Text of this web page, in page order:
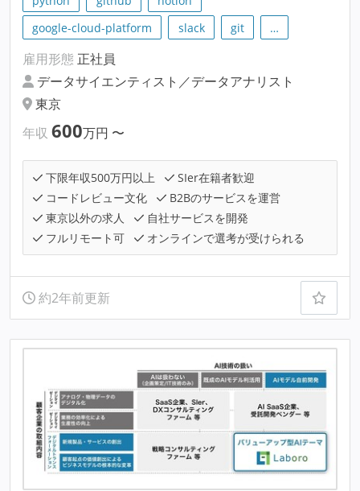
google-cloud-platform
slack git …
雇用形態 正社員
データサイエンティスト／データアナリスト
東京
年収 600万円 〜
下限年収500万円以上
SIer在籍者歓迎
コードレビュー文化
B2Bのサービスを運営
東京以外の求人
自社サービスを開発
フルリモート可
オンラインで選考が受けられる
約2年前更新